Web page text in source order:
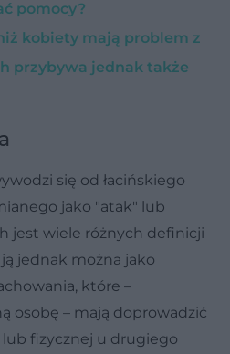
pomocy?
kobiety mają problem z
przybywa jednak także
się od łacińskiego
jako "atak" lub
jest wiele różnych definicji
jednak można jako
które –
osobę – mają doprowadzić
fizycznej u drugiego